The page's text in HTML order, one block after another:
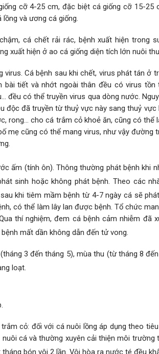
cỡ 4-25 cm, đặc biệt cá giống cỡ 15-
và ương cá giống.
cá chết rải rác, bệnh xuất hiện trong
xuất hiện ở ao cá giống diện tích lớn nuôi
virus. Cá bệnh sau khi chết, virus phát tán ở
bài tiết và nhớt ngoài thân đều có virus tồn
đều có thể truyền virus qua dòng nước.
độc đã truyền từ thuỷ vực này sang thuỷ
rong… cho cá trắm cỏ khoẻ ăn, cũng có thể
mẹ cũng có thể mang virus, như vậy đường
ấm (tính ôn). Thông thường phát bệnh khi
sinh hoặc không phát bệnh. Theo các
khi tiêm mầm bệnh từ 4-7 ngày cá sẽ
có thể làm lây lan được bệnh. Tổ chức
thí nghiệm, đem cá bệnh cảm nhiễm đã
mất dần không dẫn đến tử vong.
3 đến tháng 5), mùa thu (từ tháng 8
loạt.
cỏ: đối với cá nuôi lồng áp dụng theo
cá và thường xuyên cải thiện môi trường
bón vôi 2 lần. Vôi hòa ra nước té đều